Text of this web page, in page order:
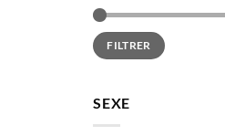
Prix
min
Prix
maxFILTRER
SEXE